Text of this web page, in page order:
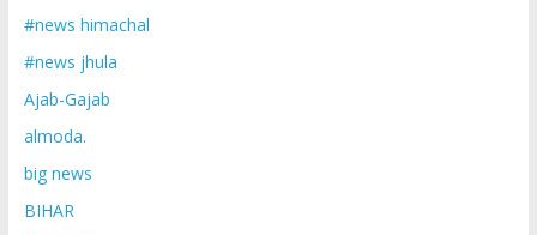
#news himachal
#news jhula
Ajab-Gajab
almoda.
big news
BIHAR